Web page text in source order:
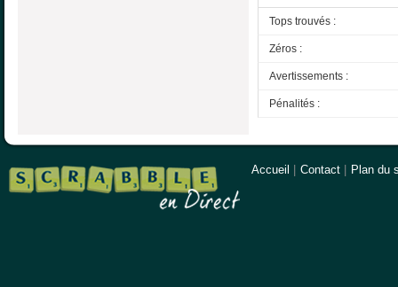
Tops trouvés :
Zéros :
Avertissements :
Pénalités :
Accueil Contact Plan du